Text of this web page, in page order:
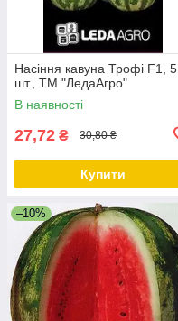
Насіння кавуна Трофі F1, 5
шт., ТМ "ЛедаАгро"
В наявності
27,72 ₴ 30,80 ₴
Купити
–10%